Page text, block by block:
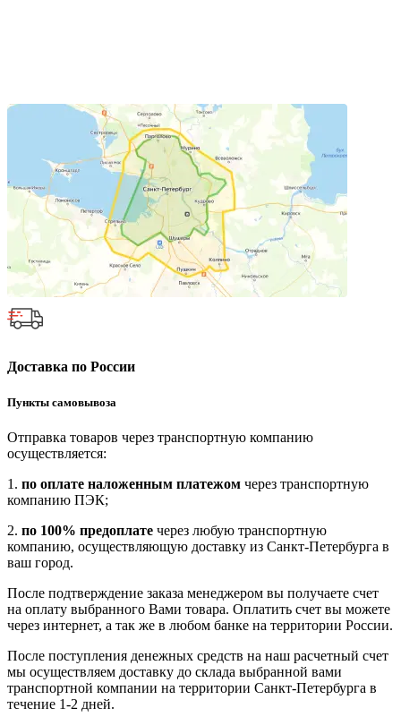
Доставка по России
Пункты самовывоза
Отправка товаров через транспортную компанию
осуществляется:
1. по оплате наложенным платежом через транспортную
компанию ПЭК;
2. по 100% предоплате через любую транспортную
компанию, осуществляющую доставку из Санкт-Петербурга в
ваш город.
После подтверждение заказа менеджером вы получаете счет
на оплату выбранного Вами товара. Оплатить счет вы можете
через интернет, а так же в любом банке на территории России.
После поступления денежных средств на наш расчетный счет
мы осуществляем доставку до склада выбранной вами
транспортной компании на территории Санкт-Петербурга в
течение 1-2 дней.